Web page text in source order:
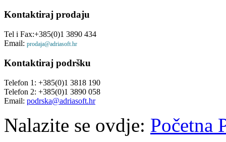
Kontaktiraj prodaju
Tel i Fax:+385(0)1 3890 434
Email: prodaja@adriasoft.hr
Kontaktiraj podršku
Telefon 1: +385(0)1 3818 190
Telefon 2: +385(0)1 3890 058
Email: podrska@adriasoft.hr
Nalazite se ovdje: Početna